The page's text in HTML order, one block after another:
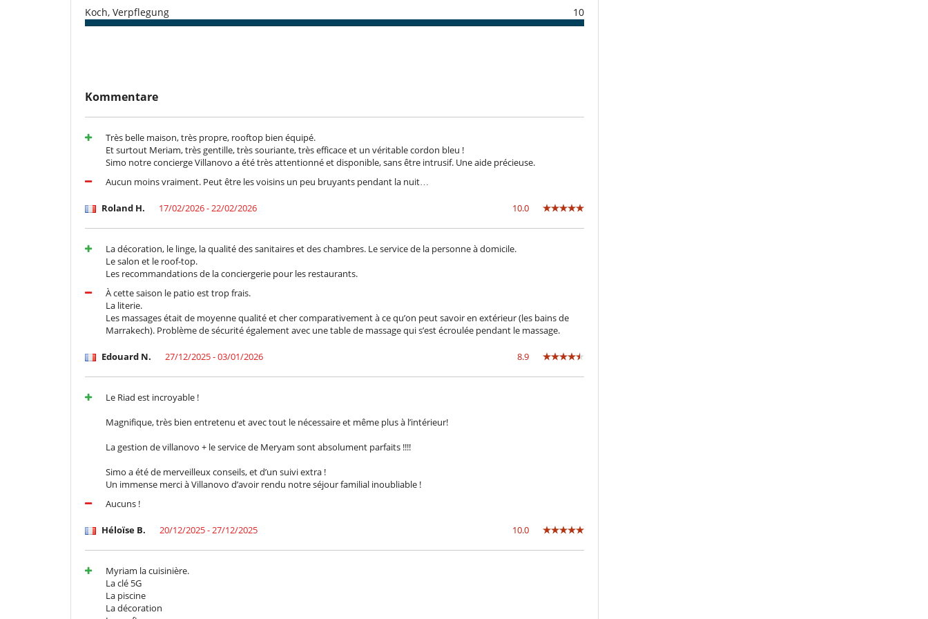
Für Ihre Mahlzeiten
Bed & Breakfast
Kinder
Spiele für Kinder
Küche und Ausstattung
voll ausgestattete Küche
Waschmaschine
Unterhaltung, Wohlbefinden & Sport
Außenbar
Beheizter Pool
Fernseher
Kabel- oder Satellitenfernsehen oder Internet
Music speaker
Koch, Verpflegung 10
Kommentare
Très belle maison, très propre, rooftop bien équipé.
Et surtout Meriam, très gentille, très souriante, très efficace et un véritable cordon bleu !
Simo notre concierge Villanovo a été très attentionné et disponible, sans être intrusif. Une aide précieuse.
Aucun moins vraiment. Peut être les voisins un peu bruyants pendant la nuit…
Roland H. 17/02/2026 - 22/02/2026 10.0
La décoration, le linge, la qualité des sanitaires et des chambres. Le service de la personne à domicile.
Le salon et le roof-top.
Les recommandations de la conciergerie pour les restaurants.
À cette saison le patio est trop frais.
La literie.
Les massages était de moyenne qualité et cher comparativement à ce qu’on peut savoir en extérieur (les bains de
Marrakech). Problème de sécurité également avec une table de massage qui s’est écroulée pendant le massage.
Edouard N. 27/12/2025 - 03/01/2026 8.9
Le Riad est incroyable !
Magnifique, très bien entretenu et avec tout le nécessaire et même plus à l’intérieur!
La gestion de villanovo + le service de Meryam sont absolument parfaits !!!!
Simo a été de merveilleux conseils, et d’un suivi extra !
Un immense merci à Villanovo d’avoir rendu notre séjour familial inoubliable !
Aucuns !
Héloïse B. 20/12/2025 - 27/12/2025 10.0
Myriam la cuisinière.
La clé 5G
La piscine
La décoration